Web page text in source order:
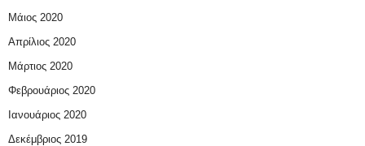
Μάιος 2020
Απρίλιος 2020
Μάρτιος 2020
Φεβρουάριος 2020
Ιανουάριος 2020
Δεκέμβριος 2019